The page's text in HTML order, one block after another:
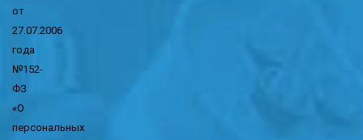
от
27.07.2006
года
№152-
ФЗ
«О
персональных